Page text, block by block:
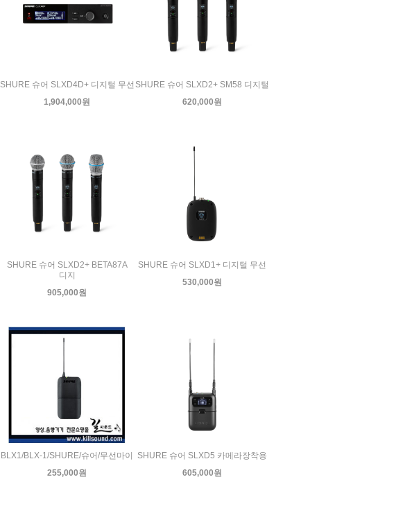
SHURE 슈어 SLXD4D+ 디지털 무선
1,904,000원
SHURE 슈어 SLXD2+ SM58 디지털
620,000원
SHURE 슈어 SLXD2+ BETA87A
디지
905,000원
SHURE 슈어 SLXD1+ 디지털 무선
530,000원
BLX1/BLX-1/SHURE/슈어/무선마이
255,000원
SHURE 슈어 SLXD5 카메라장착용
605,000원